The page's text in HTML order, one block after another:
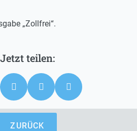
„Zollfrei“.
ZURÜCK